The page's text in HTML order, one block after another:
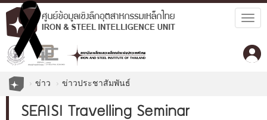
ข่าว ข่าวประชาสัมพันธ์
SEAISI Travelling Seminar